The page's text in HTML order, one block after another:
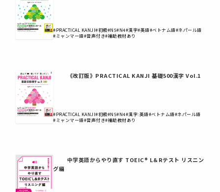
#PRACTICAL KANJI#初級#N5#N4#漢字#英語#ベトナム語#ネパール語
#ミャンマー語#音声付き#補助教材あり
《改訂版》PRACTICAL KANJI 基礎500漢字 Vol.1
#PRACTICAL KANJI#初級#N5#N4#漢字:英語#ベトナム語#ネパール語
#ミャンマー語#音声付き#補助教材あり
中学英語からやり直す TOEIC® L＆Rテスト リスニン
グ編